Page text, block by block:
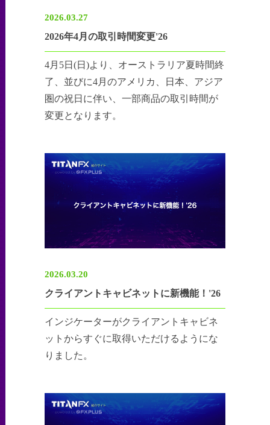
2026.03.27
2026年4月の取引時間変更'26
4月5日(日)より、オーストラリア夏時間終
了、並びに4月のアメリカ、日本、アジア
圏の祝日に伴い、一部商品の取引時間が
変更となります。
2026.03.20
クライアントキャビネットに新機能！'26
インジケーターがクライアントキャビネ
ットからすぐに取得いただけるようにな
りました。